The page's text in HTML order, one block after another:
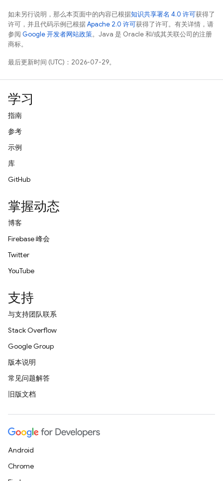
如未另行说明，那么本页面中的内容已根据知识共享署名 4.0 许可获得了
许可，并且代码示例已根据Apache 2.0 许可获得了许可。有关详情，请
参阅 Google 开发者网站政策。Java 是 Oracle 和/或其关联公司的注册
商标。
最后更新时间 (UTC)：2026-07-29。
学习
指南
参考
示例
库
GitHub
掌握动态
博客
Firebase 峰会
Twitter
YouTube
支持
与支持团队联系
Stack Overflow
Google Group
版本说明
常见问题解答
旧版文档
Android
Chrome